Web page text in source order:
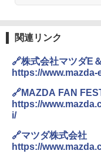
関連リンク
🔗株式会社マツダE
https://
🔗MAZDA FAN
https://
i/
🔗マツダ株式会社
https://